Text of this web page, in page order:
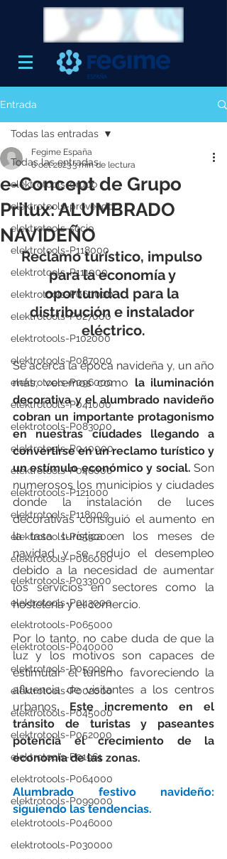
Entrada
Todas las entradas
elektrotools-grupo
elektrotools-proveedor
elektrotools-socio
elektrotools-P118000
elektrotools-P111000
elektrotools-P060000
elektrotools-P027000
elektrotools-P102000
elektrotools-P087000
elektrotools-P096000
elektrotools-P041000
elektrotools-P083000
elektrotools-P040000
elektrotools-P046000
elektrotools-P121000
elektrotools-P118000
elektrotools-P059000
elektrotools-P086000
elektrotools-P033000
elektrotools-P043000
elektrotools-P065000
elektrotools-P040000
elektrotools-P059000
elektrotools-P002000
elektrotools-P045000
elektrotools-P052000
elektrotools-P01961
elektrotools-P064000
elektrotools-P099000
elektrotools-P046000
elektrotools-P030000
Todas las entradas
e-Concept de Grupo
Prilux: ALUMBRADO
NAVIDEÑO
Fegime España
6 oct 20233 min de lectura
Reclamo turístico, impulso
para la economía y
oportunidad para la
distribución e instalador
eléctrico.
Se acerca la época navideña y, un año
más, veremos como la iluminación
decorativa y el alumbrado navideño
cobran un importante protagonismo
en nuestras ciudades llegando a
convertirse en un reclamo turístico y
un estímulo económico y social. Son
numerosos los municipios y ciudades
donde la instalación de luces
decorativas consiguió el aumento en
la tasa turística en los meses de
navidad y se redujo el desempleo
debido a la necesidad de aumentar
los servicios en sectores como la
hostelería y el comercio.
Por lo tanto, no cabe duda de que la
luz y los motivos son capaces de
estimular el turismo favoreciendo la
afluencia de visitantes a los centros
urbanos. Este incremento en el
tránsito de turistas y paseantes
potencia el crecimiento de la
Alumbrado festivo navideño:
siguiendo las tendencias.